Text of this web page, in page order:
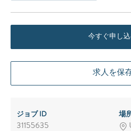
今すぐ申し
求人を保
ジョブ ID
31155635
場